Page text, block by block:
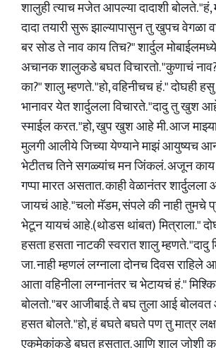
शालुही त्याच मजेत आपल्या दादाशी बोलते.
दादा तयारी सुरू झाल्यापासुन तु खुपच वेगळा
बर सोड ते नाव काय तिच?" शार्दुल
अचानक शालुकडे बघत विचारतो. "कुणाचं
का?" शालु म्हणते. "हो, वहिनीचच हं." दोघही
भानावर येत शार्दुलला विचारते. "दादु तु खुश
स्माईल करत. "हो, खुप खुश आहे मी. आज
मुलगी आलीये जिच्या येण्याने माझं आयुष्यच
भेटीतच तिने सगळ्यांच मन जिंकलं. अजून
गप्पा मारत असतात. काही वेळानंतर
जायचं आहे. "चलो मॅडम, संपले की नाही तुमचे
भेटून यायचं आहे.(थोडस थांबत) मित्राला."
हसता हसता नाटकी स्वरात शालु म्हणते. "दादु
जा. नाही म्हणलं लग्नाला दोनच दिवस
आता वहिनीला लग्नानंतर च भेटायचं हं."
बोलतो. "बर आजीबाई. ते बघ तुला आई
हसत बोलते. "हो, हं बघते बघते पण तु मात्र